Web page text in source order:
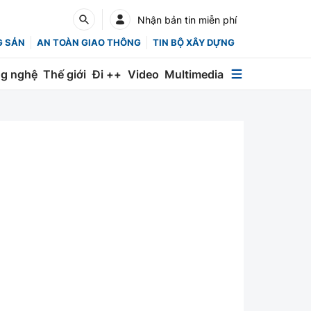
Nhận bản tin miễn phí
SẢN AN TOÀN GIAO THÔNG TIN BỘ XÂY DỰNG
nghệ Thế giới Đi ++ Video Multimedia